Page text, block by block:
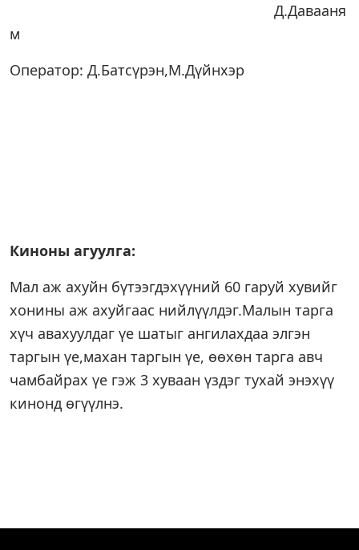
Д.Давааня
м
Оператор: Д.Батсүрэн,М.Дүйнхэр
Киноны агуулга:
Мал аж ахуйн бүтээгдэхүүний 60 гаруй хувийг
хонины аж ахуйгаас нийлүүлдэг.Малын тарга
хүч авахуулдаг үе шатыг ангилахдаа элгэн
таргын үе,махан таргын үе, өөхөн тарга авч
чамбайрах үе гэж 3 хуваан үздэг тухай энэхүү
кинонд өгүүлнэ.